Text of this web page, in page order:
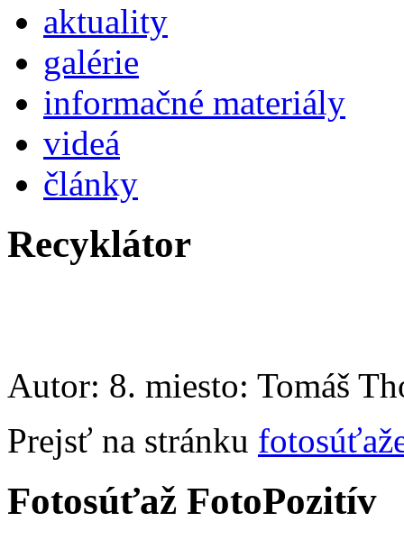
aktuality
galérie
informačné materiály
videá
články
Recyklátor
Autor: 8. miesto: Tomáš
Prejsť na stránku
Fotosúťaž FotoPozitív